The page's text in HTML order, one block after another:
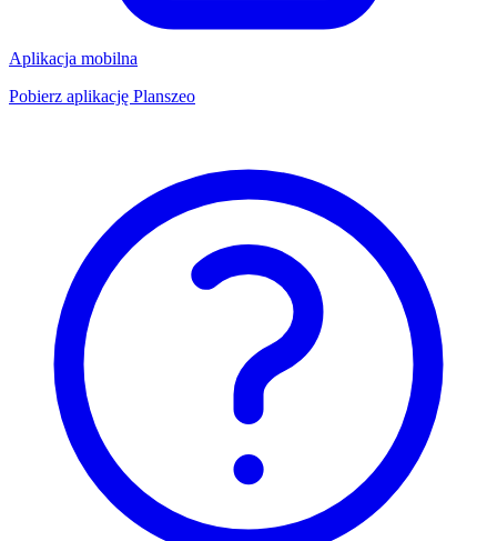
Aplikacja mobilna
Pobierz aplikację Planszeo